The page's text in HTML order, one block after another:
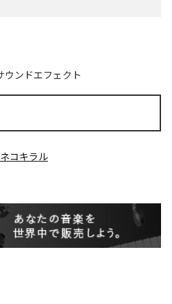
ウンドエフェクト
ネコキラル